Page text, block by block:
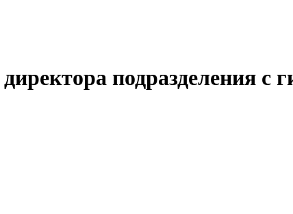
подразделения с